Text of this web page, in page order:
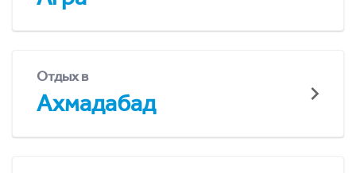
Отдых в
Ахмадабад